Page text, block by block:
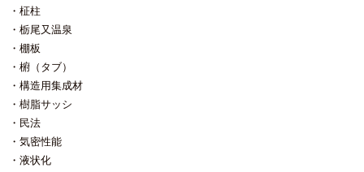
柾柱
栃尾又温泉
棚板
椨（タブ）
構造用集成材
樹脂サッシ
民法
気密性能
液状化